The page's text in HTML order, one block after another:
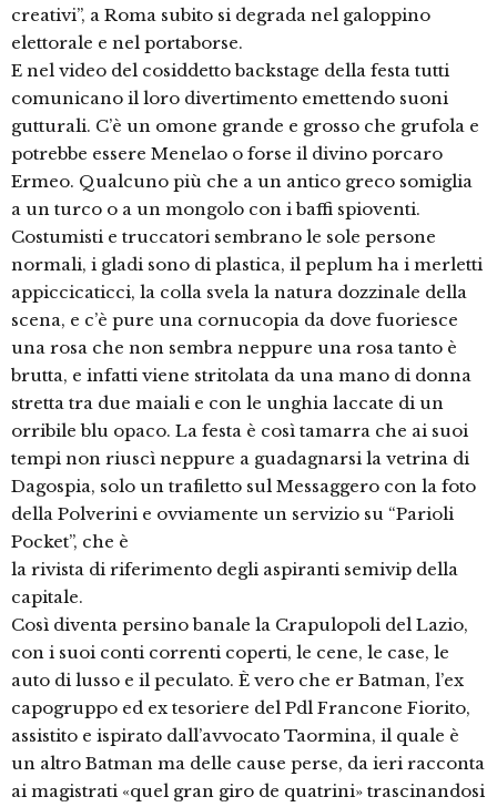
creativi”, a Roma subito si degrada nel galoppino
elettorale e nel portaborse.
E nel video del cosiddetto backstage della festa tutti
comunicano il loro divertimento emettendo suoni
gutturali. C’è un omone grande e grosso che grufola e
potrebbe essere Menelao o forse il divino porcaro
Ermeo. Qualcuno più che a un antico greco somiglia
a un turco o a un mongolo con i baffi spioventi.
Costumisti e truccatori sembrano le sole persone
normali, i gladi sono di plastica, il peplum ha i merletti
appiccicaticci, la colla svela la natura dozzinale della
scena, e c’è pure una cornucopia da dove fuoriesce
una rosa che non sembra neppure una rosa tanto è
brutta, e infatti viene stritolata da una mano di donna
stretta tra due maiali e con le unghia laccate di un
orribile blu opaco. La festa è così tamarra che ai suoi
tempi non riuscì neppure a guadagnarsi la vetrina di
Dagospia, solo un trafiletto sul Messaggero con la foto
della Polverini e ovviamente un servizio su “Parioli
Pocket”, che è
la rivista di riferimento degli aspiranti semivip della
capitale.
Così diventa persino banale la Crapulopoli del Lazio,
con i suoi conti correnti coperti, le cene, le case, le
auto di lusso e il peculato. È vero che er Batman, l’ex
capogruppo ed ex tesoriere del Pdl Francone Fiorito,
assistito e ispirato dall’avvocato Taormina, il quale è
un altro Batman ma delle cause perse, da ieri racconta
ai magistrati «quel gran giro de quatrini» trascinandosi